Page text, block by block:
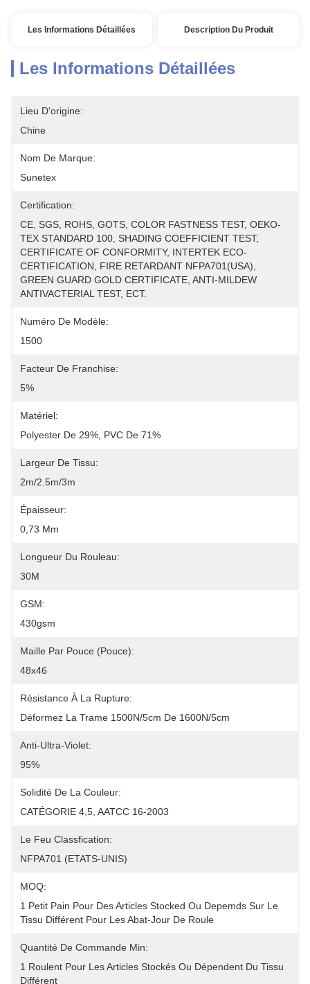
Les Informations Détaillées Description Du Produit
Les Informations Détaillées
Lieu D'origine:
Chine
Nom De Marque:
Sunetex
Certification:
CE, SGS, ROHS, GOTS, COLOR FASTNESS TEST, OEKO-
TEX STANDARD 100, SHADING COEFFICIENT TEST,
CERTIFICATE OF CONFORMITY, INTERTEK ECO-
CERTIFICATION, FIRE RETARDANT NFPA701(USA),
GREEN GUARD GOLD CERTIFICATE, ANTI-MILDEW
ANTIVACTERIAL TEST, ECT.
Numéro De Modèle:
1500
Facteur De Franchise:
5%
Matériel:
Polyester De 29%, PVC De 71%
Largeur De Tissu:
2m/2.5m/3m
Épaisseur:
0,73 Mm
Longueur Du Rouleau:
30M
GSM:
430gsm
Maille Par Pouce (pouce):
48x46
Résistance À La Rupture:
Déformez La Trame 1500N/5cm De 1600N/5cm
Anti-Ultra-Violet:
95%
Solidité De La Couleur:
CATÉGORIE 4,5, AATCC 16-2003
Le Feu Classfication:
NFPA701 (ETATS-UNIS)
MOQ:
1 Petit Pain Pour Des Articles Stocked Ou Depemds Sur Le
Tissu Différent Pour Les Abat-Jour De Roule
Quantité De Commande Min:
1 Roulent Pour Les Articles Stockés Ou Dépendent Du Tissu
Différent